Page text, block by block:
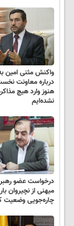
واکنش مثنی امین
درباره معاونت
هنوز وارد هیچ
نشده‌ایم
درخواست عضو
میهنی از نچیروان
چاره‌جویی وضعیت